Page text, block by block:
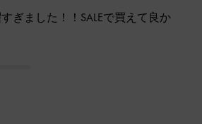
ぎました！！SALEで買えて良か